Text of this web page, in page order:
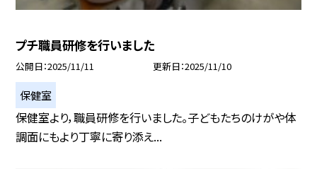
プチ職員研修を行いました
公開日 2025/11/11 更新日 2025/11/10
保健室
保健室より，職員研修を行いました。子どもたちのけがや体
調面にもより丁寧に寄り添え...